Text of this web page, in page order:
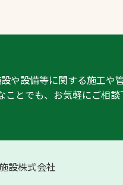
や設備等に関する施工や
ことでも、お気軽にご相談
設株式会社